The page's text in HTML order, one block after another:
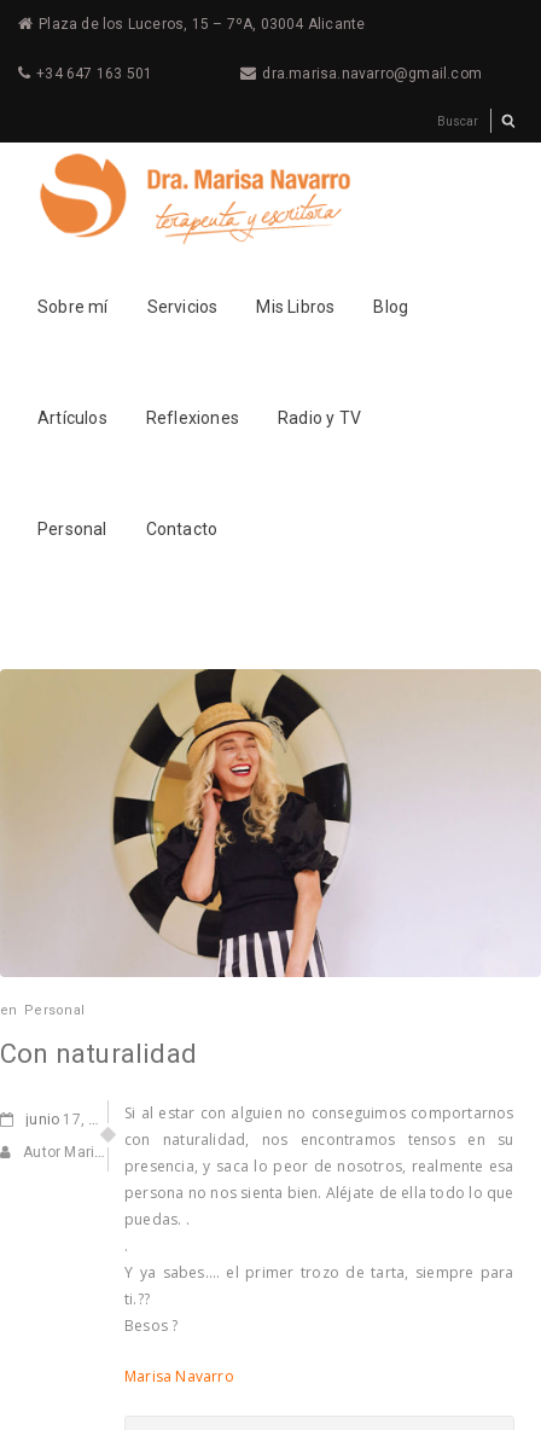
Plaza de los Luceros, 15 – 7ºA, 03004 Alicante
+34 647 163 501 dra.marisa.navarro@gmail.com
Sobre mí Servicios Mis Libros Blog
Artículos Reflexiones Radio y TV
Personal Contacto
en Personal
Con naturalidad
junio 17, 2020
Autor Marisa Navarro
Si al estar con alguien no conseguimos comportarnos
con naturalidad, nos encontramos tensos en su
presencia, y saca lo peor de nosotros, realmente esa
persona no nos sienta bien. Aléjate de ella todo lo que
puedas. .
.
Y ya sabes…. el primer trozo de tarta, siempre para
ti.??
Besos ?
Marisa Navarro